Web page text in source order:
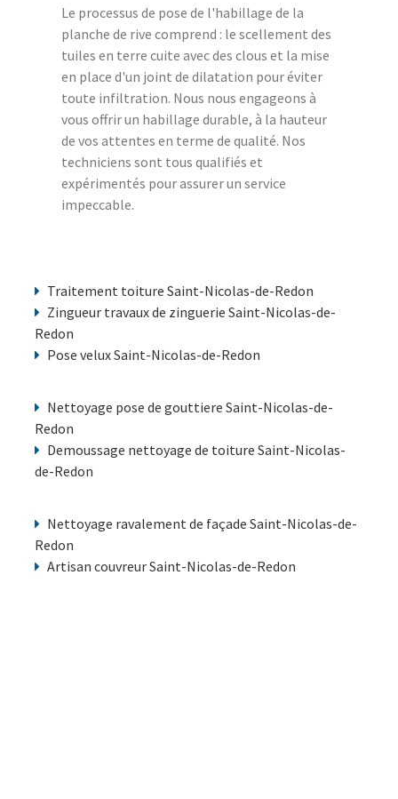
Le processus de pose de l'habillage de la
planche de rive comprend : le scellement des
tuiles en terre cuite avec des clous et la mise
en place d'un joint de dilatation pour éviter
toute infiltration. Nous nous engageons à
vous offrir un habillage durable, à la hauteur
de vos attentes en terme de qualité. Nos
techniciens sont tous qualifiés et
expérimentés pour assurer un service
impeccable.
Traitement toiture Saint-Nicolas-de-Redon
Zingueur travaux de zinguerie Saint-Nicolas-de-
Redon
Pose velux Saint-Nicolas-de-Redon
Nettoyage pose de gouttiere Saint-Nicolas-de-
Redon
Demoussage nettoyage de toiture Saint-Nicolas-
de-Redon
Nettoyage ravalement de façade Saint-Nicolas-de-
Redon
Artisan couvreur Saint-Nicolas-de-Redon